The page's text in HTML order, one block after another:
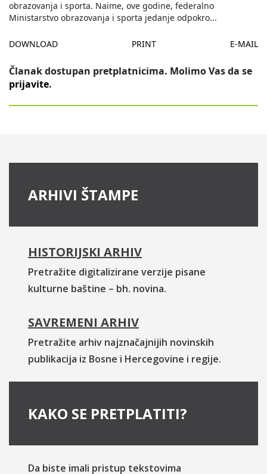
obrazovanja i sporta. Naime, ove godine, federalno
Ministarstvo obrazovanja i sporta jedanje odpokro...
DOWNLOAD PRINT E-MAIL
Članak dostupan pretplatnicima. Molimo Vas da se
prijavite.
ARHIVI ŠTAMPE
HISTORIJSKI ARHIV
Pretražite digitalizirane verzije pisane
kulturne baštine – bh. novina.
SAVREMENI ARHIV
Pretražite arhiv najznačajnijih novinskih
publikacija iz Bosne i Hercegovine i regije.
KAKO SE PRETPLATITI?
Da biste imali pristup tekstovima